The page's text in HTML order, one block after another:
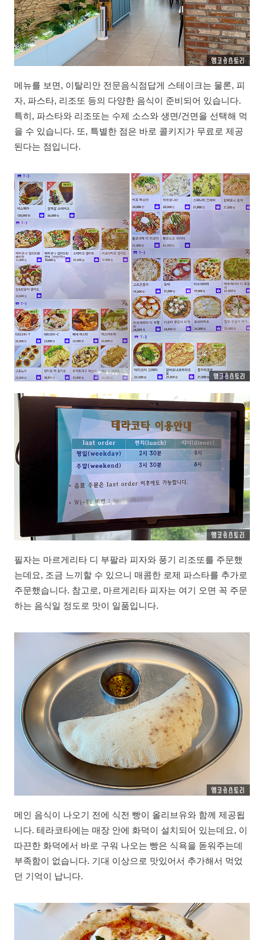
메뉴를 보면, 이탈리안 전문음식점답게 스테이크는 물론, 피
자, 파스타, 리조또 등의 다양한 음식이 준비되어 있습니다.
특히, 파스타와 리조또는 수제 소스와 생면/건면을 선택해 먹
을 수 있습니다. 또, 특별한 점은 바로 콜키지가 무료로 제공
된다는 점입니다.
필자는 마르게리타 디 부팔라 피자와 풍기 리조또를 주문했
는데요, 조금 느끼할 수 있으니 매콤한 로제 파스타를 추가로
주문했습니다. 참고로, 마르게리타 피자는 여기 오면 꼭 주문
하는 음식일 정도로 맛이 일품입니다.
메인 음식이 나오기 전에 식전 빵이 올리브유와 함께 제공됩
니다. 테라코타에는 매장 안에 화덕이 설치되어 있는데요, 이
따끈한 화덕에서 바로 구워 나오는 빵은 식욕을 돋워주는데
부족함이 없습니다. 기대 이상으로 맛있어서 추가해서 먹었
던 기억이 납니다.